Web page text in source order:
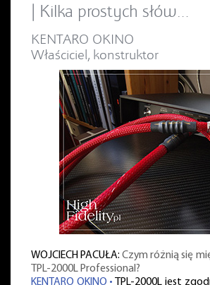
| Kilka prostych słów…
KENTARO OKINO
Właściciel, konstruktor
WOJCIECH PACUŁA:Czym różnią się
TPL-2000L Professional?
KENTARO OKINO • TPL-2000L jest